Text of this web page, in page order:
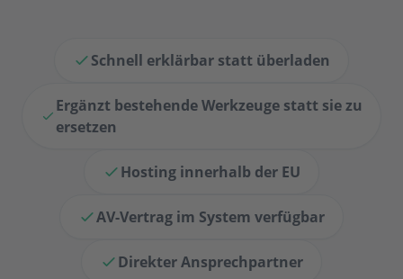
Schnell erklärbar statt überladen
Ergänzt bestehende Werkzeuge statt sie zu
ersetzen
Hosting innerhalb der EU
AV-Vertrag im System verfügbar
Direkter Ansprechpartner